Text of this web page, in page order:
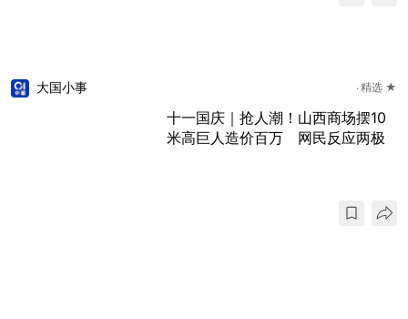
大国小事 精选 ★
十一国庆｜抢人潮！山西商场摆10
米高巨人造价百万 网民反应两极